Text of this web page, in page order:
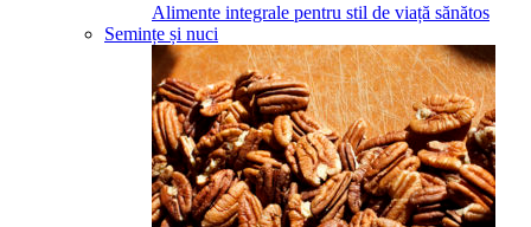
Alimente integrale pentru stil de viață sănătos
Semințe și nuci